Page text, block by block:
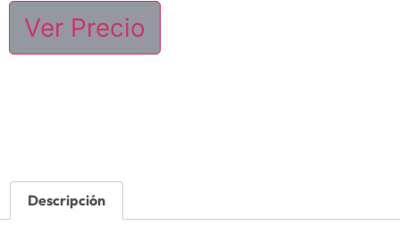
Ver Precio
Descripción